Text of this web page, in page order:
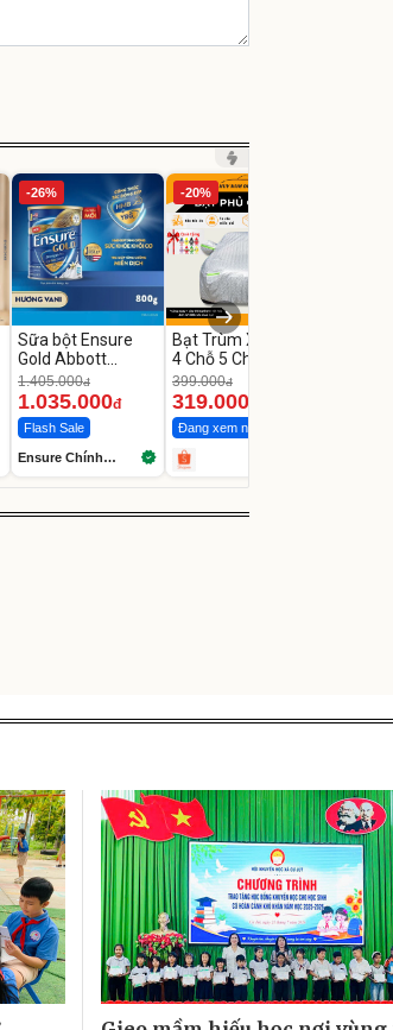
-26%
Sữa bột Ensure
Gold Abbott
hương vani 800g
1.405.000đ
1.035.000đ
Flash Sale
Ensure Chính
-20%
Bạt Trùm Xe Ô TÔ
4 Chỗ 5 Chỗ 7 Chỗ,
Bán Tải
399.000đ
319.000
Đang xem nhiều